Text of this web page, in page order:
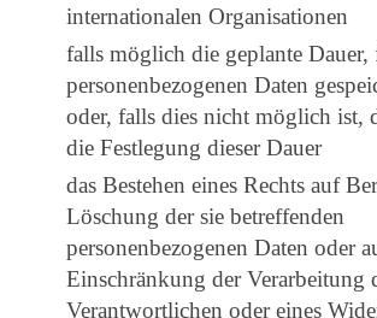
internationalen Organisationen
falls möglich die geplante Dauer,
personenbezogenen Daten
oder, falls dies nicht möglich ist,
die Festlegung dieser Dauer
das Bestehen eines Rechts auf
Löschung der sie betreffenden
personenbezogenen Daten oder
Einschränkung der Verarbeitung
Verantwortlichen oder eines